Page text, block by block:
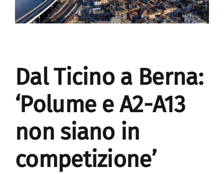
Dal Ticino a Berna:
‘Polume e A2-A13
non siano in
competizione’